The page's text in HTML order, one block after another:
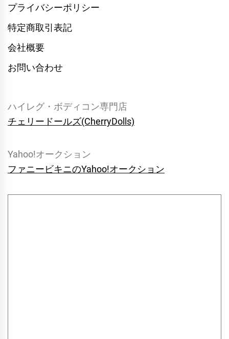
プライバシーポリシー
特定商取引表記
会社概要
お問い合わせ
ハイレグ・ボディコン専門店
チェリードールズ(CherryDolls)
Yahoo!オークション
ファニービキニのYahoo!オークション